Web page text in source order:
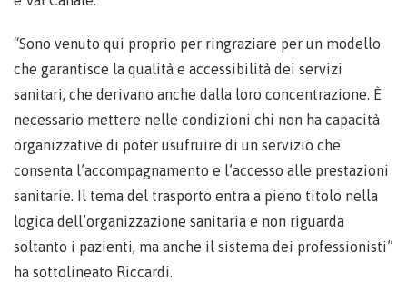
“Sono venuto qui proprio per ringraziare per un modello
che garantisce la qualità e accessibilità dei servizi
sanitari, che derivano anche dalla loro concentrazione. È
necessario mettere nelle condizioni chi non ha capacità
organizzative di poter usufruire di un servizio che
consenta l’accompagnamento e l’accesso alle prestazioni
sanitarie. Il tema del trasporto entra a pieno titolo nella
logica dell’organizzazione sanitaria e non riguarda
soltanto i pazienti, ma anche il sistema dei professionisti”
ha sottolineato Riccardi.